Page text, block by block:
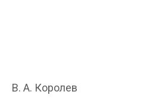
В. А. Королев